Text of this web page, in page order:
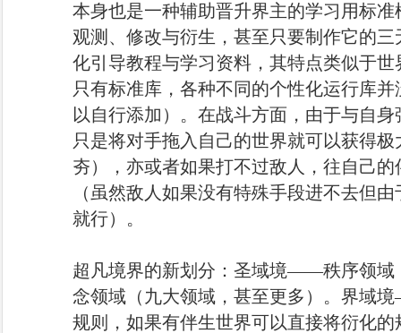
本身也是一种辅助晋升界主的学习用标
观测、修改与衍生，甚至只要制作它的
化引导教程与学习资料，其特点类似于
只有标准库，各种不同的个性化运行库
以自行添加）。在战斗方面，由于与自
只是将对手拖入自己的世界就可以获得
夯），亦或者如果打不过敌人，往自己
（虽然敌人如果没有特殊手段进不去但
就行）。
超凡境界的新划分：圣域境——秩序领
念领域（九大领域，甚至更多）。界域
规则，如果有伴生世界可以直接将衍化